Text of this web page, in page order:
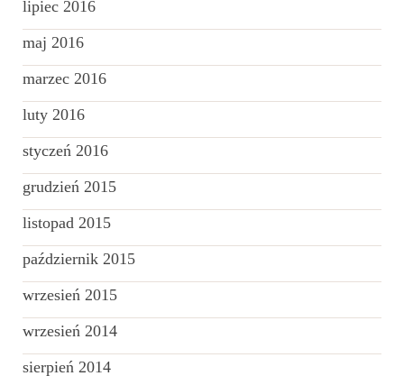
lipiec 2016
maj 2016
marzec 2016
luty 2016
styczeń 2016
grudzień 2015
listopad 2015
październik 2015
wrzesień 2015
wrzesień 2014
sierpień 2014